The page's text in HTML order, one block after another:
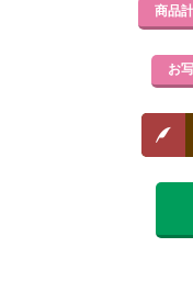
商品
お